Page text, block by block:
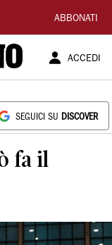
ABBONATI
ACCEDI
SEGUICI SU DISCOVER
fa il